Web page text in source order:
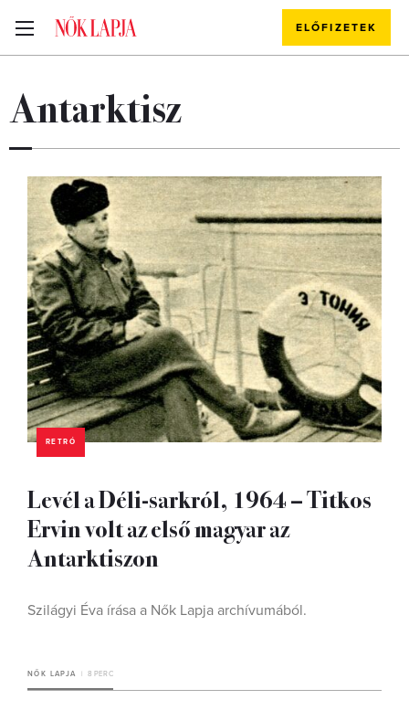
ELŐFIZETEK
Antarktisz
RETRÓ
Levél a Déli-sarkról, 1964 – Titkos
Ervin volt az első magyar az
Antarktiszon
Szilágyi Éva írása a Nők Lapja archívumából.
NŐK LAPJA 8 PERC